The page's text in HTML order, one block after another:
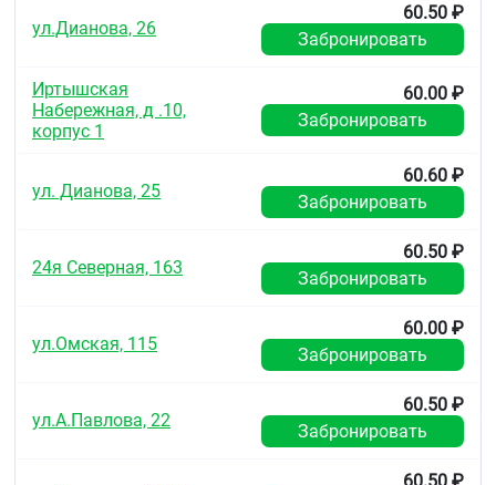
ул.Дианова, 26
60.50 ₽
Забронировать
Иртышская
Набережная, д .10,
корпус 1
60.00 ₽
Забронировать
ул. Дианова, 25
60.60 ₽
Забронировать
24я Северная, 163
60.50 ₽
Забронировать
ул.Омская, 115
60.00 ₽
Забронировать
ул.А.Павлова, 22
60.50 ₽
Забронировать
60.50 ₽